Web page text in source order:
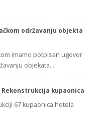
održavanju objekta
imamo potpisan ugovor
objekata.…
kupaonica
67 kupaonica hotela